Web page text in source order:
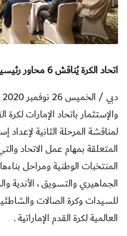
اتحاد الكرة يُناقش 6 محاور رئيسية للإستراتيجية الجديدة
دبي / الخميس 26 نوفمبر 2020 :
والإستثمار باتحاد الإمارات
لمناقشة المرحلة الثانية لإعداد
المنتخبات الوطنية ومراحل
الجماهيري والتسويق ، الأندية
للسيدات وكرة الصالات
العالمية لكرة القدم الإماراتية .